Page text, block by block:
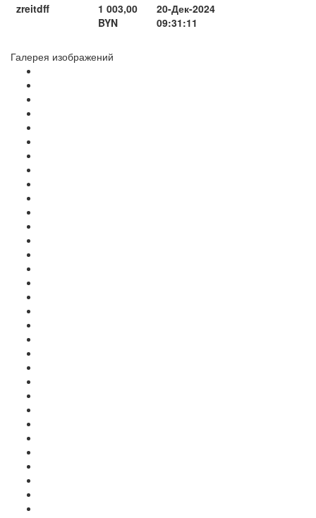
zreitdff
1 003,00
BYN
20-Дек-2024
09:31:11
Галерея изображений